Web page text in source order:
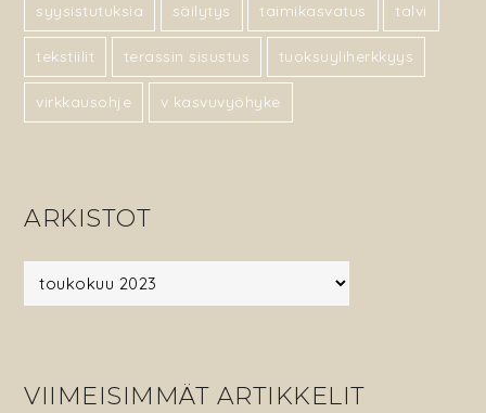
syysistutuksia säilytys taimikasvatus talvi
tekstiilit terassin sisustus tuoksuyliherkkyys
virkkausohje v kasvuvyöhyke
ARKISTOTArkistot
VIIMEISIMMÄT ARTIKKELIT